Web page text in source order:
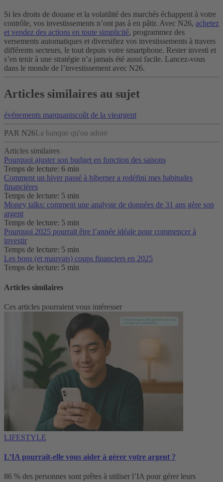
Si les droits de douane et la volatilité des marchés échappent à votre
contrôle, vos investissements n’ont pas à en pâtir. Avec N26, achetez
et vendez des actions en toute simplicité, programmez des
versements automatiques et diversifiez vos investissements à travers
différents secteurs, le tout depuis votre smartphone. Rester investi et
s’en tenir à une stratégie n’a jamais été aussi facile. Lancez-vous
dans le monde de l’investissement avec N26.
Articles similaires au sujet
événements marquantscoût de la vieargent
PAR N26La banque qu'on adore
Articles similaires
Pourquoi ajuster son budget en fonction des saisons
Temps de lecture: 6 min
Comment un hiver passé à hiberner a redéfini mes habitudes
financières
Temps de lecture: 5 min
Money talks: comment une analyste de données de 31 ans gère son
argent
Temps de lecture: 5 min
Pourquoi 2025 pourrait être l’année idéale pour commencer à
investir
Temps de lecture: 5 min
Les bons (et mauvais) coups financiers en 2025
Temps de lecture: 5 min
Articles similaires
Ces articles pourraient vous intéresser
LIFESTYLE
L’IA pourrait-elle vous aider à gérer votre argent ?
86 % des personnes sont prêtes à utiliser l’IA pour gérer leurs